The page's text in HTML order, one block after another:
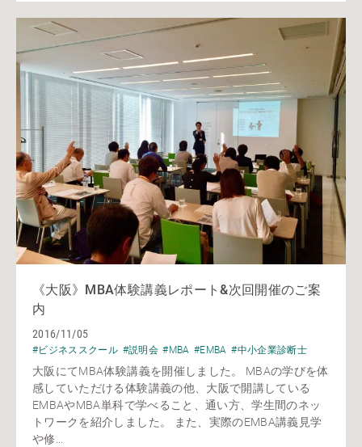
《大阪》MBA体験講義レポート&次回開催のご案
内
2016/11/05
#ビジネススクール #説明会 #MBA #EMBA #中小企業診断士
大阪にてMBA体験講義を開催しました。 MBAの学びを体
感していただける体験講義の他、大阪で開講している
EMBAやMBA単科で学べること、通い方、学生間のネッ
トワークを紹介しました。 また、実際のEMBA講義見学
や修...